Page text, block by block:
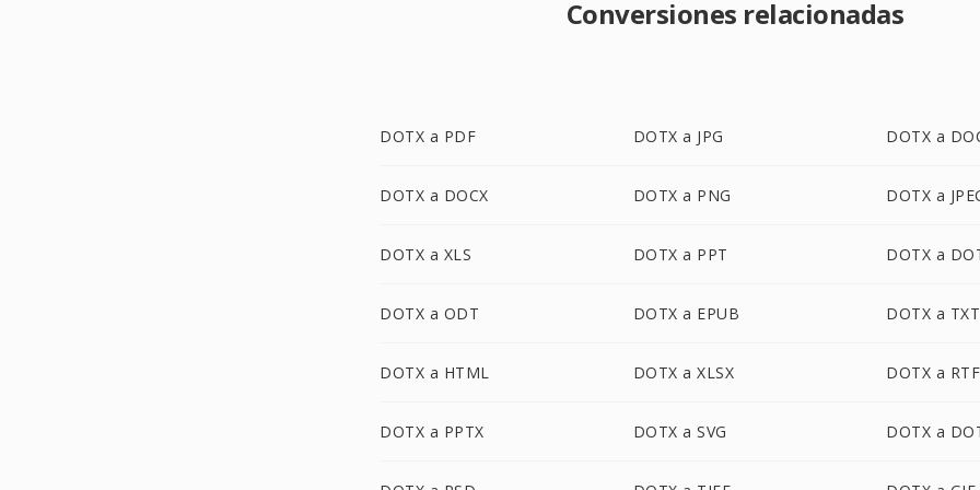
Conversiones relacionadas
DOTX a PDF DOTX a JPG DOTX a
DOTX a DOCX DOTX a PNG DOTX a
DOTX a XLS DOTX a PPT DOTX a
DOTX a ODT DOTX a EPUB DOTX a TXT
DOTX a HTML DOTX a XLSX DOTX a RTF
DOTX a PPTX DOTX a SVG DOTX a